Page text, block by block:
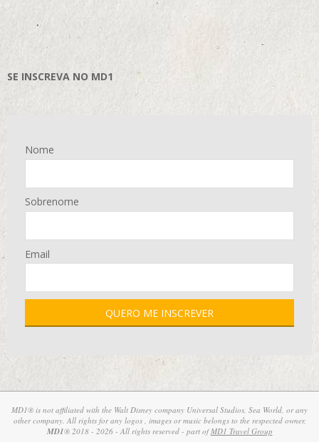
SE INSCREVA NO MD1
Nome
Sobrenome
Email
MD1® is not affiliated with the Walt Disney company Universal Studios, Sea World, or any
other company. All rights for any logos , images or music belongs to the respected owner.
MD1® 2018 - 2026 - All rights reserved - part ofMD1 Travel Group